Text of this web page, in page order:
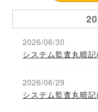
2026/06/30
システム監査丸暗
2026/06/29
システム監査丸暗